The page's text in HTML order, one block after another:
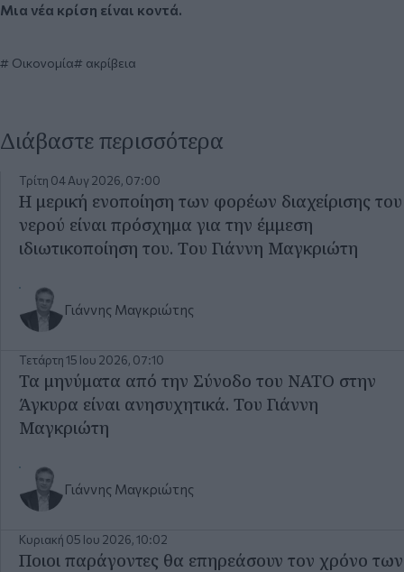
Μια νέα κρίση είναι κοντά.
Οικονομία ακρίβεια
Διάβαστε περισσότερα
Τρίτη 04 Αυγ 2026, 07:00
Η μερική ενοποίηση των φορέων διαχείρισης του
νερού είναι πρόσχημα για την έμμεση
ιδιωτικοποίηση του. Tου Γιάννη Μαγκριώτη
Γιάννης Μαγκριώτης
Τετάρτη 15 Ιου 2026, 07:10
Τα μηνύματα από την Σύνοδο του ΝΑΤΟ στην
Άγκυρα είναι ανησυχητικά. Του Γιάννη
Μαγκριώτη
Γιάννης Μαγκριώτης
Κυριακή 05 Ιου 2026, 10:02
Ποιοι παράγοντες θα επηρεάσουν τον χρόνο των